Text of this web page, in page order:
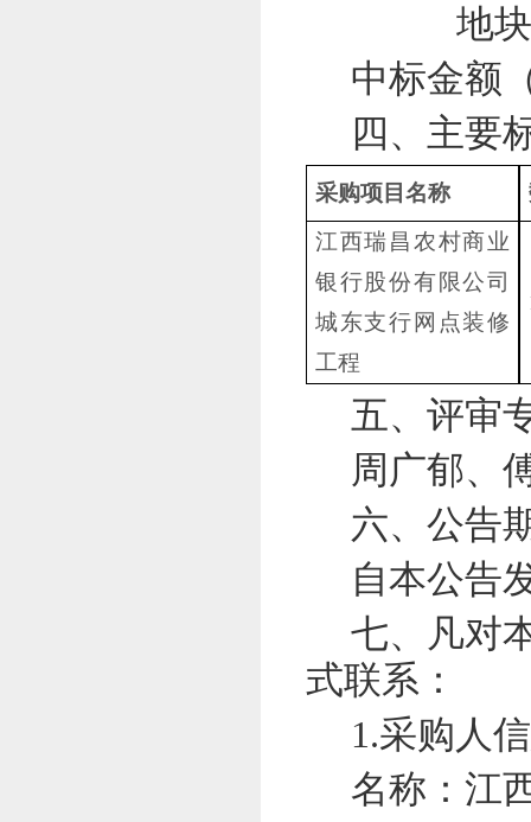
地块
中标金额
四、主要
采购项目名称
江西瑞昌农村商业
银行股份有限公司
城东支行网点装修
工程
五、评审
周广郁、
六、公告
自本公告
七、凡对
式联系：
1.采购人
名称： 江